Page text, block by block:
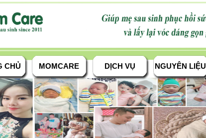
CHỦ MOMCARE DỊCH VỤ NGUYÊN LIỆU